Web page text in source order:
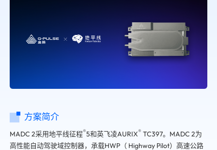
方案简介
MADC 2采用地平线征程®5和英飞凌AURIX® TC397。MADC 2为
高性能自动驾驶域控制器，承载HWP（ Highway Pilot）高速公路